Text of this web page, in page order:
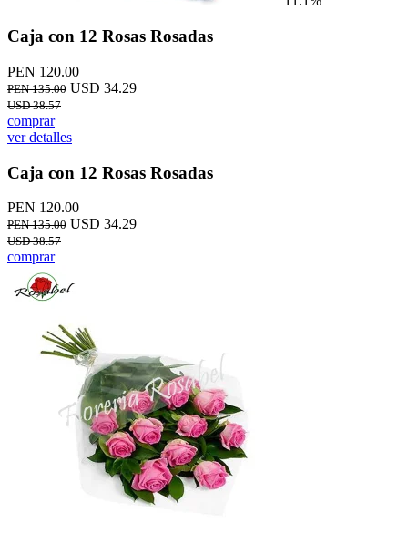
Caja con 12 Rosas Rosadas
PEN 120.00
PEN 135.00 USD 34.29
USD 38.57
comprar
ver detalles
Caja con 12 Rosas Rosadas
PEN 120.00
PEN 135.00 USD 34.29
USD 38.57
comprar